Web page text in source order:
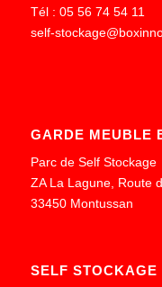
Tél : 05 56 74 54 11
self-
GARDE MEUBLE
Parc de Self Stockage
ZA La Lagune, Route
33450 Montussan
SELF STOCKAGE